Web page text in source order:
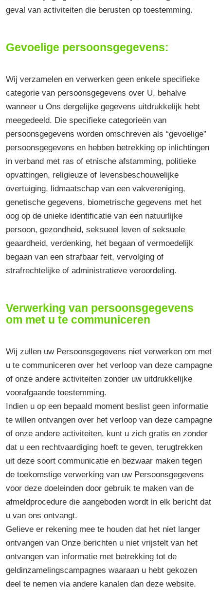
geval van activiteiten die berusten op toestemming.
Gevoelige persoonsgegevens:
Wij verzamelen en verwerken geen enkele specifieke
categorie van persoonsgegevens over U, behalve
wanneer u Ons dergelijke gegevens uitdrukkelijk hebt
meegedeeld. Die specifieke categorieën van
persoonsgegevens worden omschreven als “gevoelige”
persoonsgegevens en hebben betrekking op inlichtingen
in verband met ras of etnische afstamming, politieke
opvattingen, religieuze of levensbeschouwelijke
overtuiging, lidmaatschap van een vakvereniging,
genetische gegevens, biometrische gegevens met het
oog op de unieke identificatie van een natuurlijke
persoon, gezondheid, seksueel leven of seksuele
geaardheid, verdenking, het begaan of vermoedelijk
begaan van een strafbaar feit, vervolging of
strafrechtelijke of administratieve veroordeling.
Verwerking van persoonsgegevens
om met u te communiceren
Wij zullen uw Persoonsgegevens niet verwerken om met
u te communiceren over het verloop van deze campagne
of onze andere activiteiten zonder uw uitdrukkelijke
voorafgaande toestemming.
Indien u op een bepaald moment beslist geen informatie
te willen ontvangen over het verloop van deze campagne
of onze andere activiteiten, kunt u zich gratis en zonder
dat u een rechtvaardiging hoeft te geven, terugtrekken
uit deze soort communicatie en bezwaar maken tegen
de toekomstige verwerking van uw Persoonsgegevens
voor deze doeleinden door gebruik te maken van de
afmeldprocedure die aangeboden wordt in elk bericht dat
u van ons ontvangt.
Gelieve er rekening mee te houden dat het niet langer
ontvangen van Onze berichten u niet vrijstelt van het
ontvangen van informatie met betrekking tot de
geldinzamelingscampagnes waaraan u hebt gekozen
deel te nemen via andere kanalen dan deze website.